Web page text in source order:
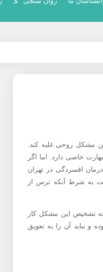
مشکل روحی غلبه کند.
خاصی دارد. اما اگر
افسردگی در تهران
به شرط آنکه ترس از
تشخیص این مشکل کار
و نباید آن را به تعویق